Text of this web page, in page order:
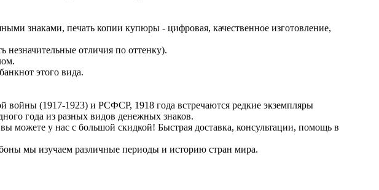
знаками, печать копии купюры - цифровая, качественное изготовление,
отличия по оттенку).
этого вида.
войны (1917-1923) и РСФСР, 1918 года встречаются редкие экземпляры
года из разных видов денежных знаков.
можете у нас с большой скидкой! Быстрая доставка, консультации, помощь в
мы изучаем различные периоды и историю стран мира.